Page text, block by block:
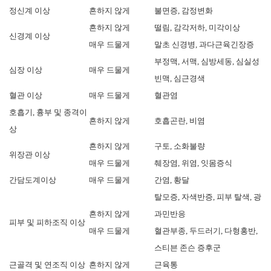
정신계 이상
흔하지 않게 불면증, 감정변화
신경계 이상
흔하지 않게
매우 드물게
떨림, 감각저하, 미각이상
말초 신경병, 과다근육긴장증
심장 이상 매우 드물게
부정맥, 서맥, 심방세동, 심실성
빈맥, 심근경색
혈관 이상
매우 드물게
혈관염
호흡기, 흉부 및 종격이
상
흔하지 않게 호흡곤란, 비염
위장관 이상
흔하지 않게
매우 드물게
구토, 소화불량
췌장염, 위염, 잇몸증식
간담도계이상
매우 드물게 간염, 황달
피부 및 피하조직 이상
흔하지 않게
매우 드물게
탈모증, 자색반증, 피부 탈색, 광
과민반응
혈관부종, 두드러기, 다형홍반,
스티븐 존슨 증후군
근골격 및 연조직 이상 흔하지 않게 근육통